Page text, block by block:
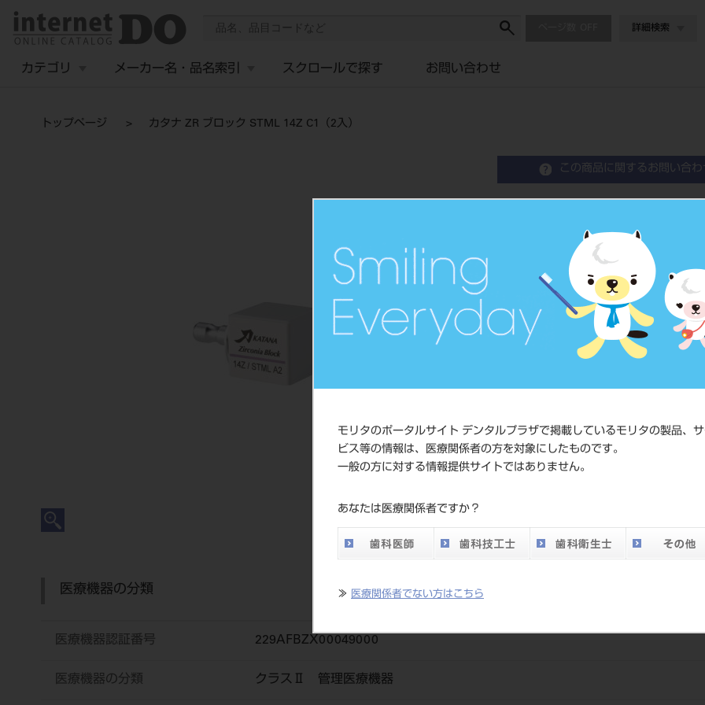
モリタのポータルサイト デンタルプラザで掲載しているモリタの製品、
ビス等の情報は、医療関係者の方を対象にしたものです。
一般の方に対する情報提供サイトではありません。
あなたは医療関係者ですか？
≫ 医療関係者でない方はこちら
詳細検索
カテゴリ メーカー名・品名索引 スクロールで探す お問い合わせ
トップページ カタナ ZR ブロック STML 14Z C1（2入）
この商品に関するお問い合わ
品目コード
JAN/EANコー
価格の確認
い。
発売日
医療機器の分類
医療機器認証番号 229AFBZX00049000
医療機器の分類 クラスⅡ 管理医療機器